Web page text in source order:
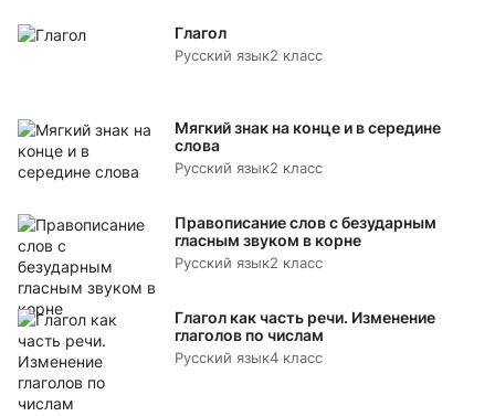
Глагол
Русский язык2 класс
Мягкий знак на конце и в середине
слова
Русский язык2 класс
Правописание слов с безударным
гласным звуком в корне
Русский язык2 класс
Глагол как часть речи. Изменение
глаголов по числам
Русский язык4 класс